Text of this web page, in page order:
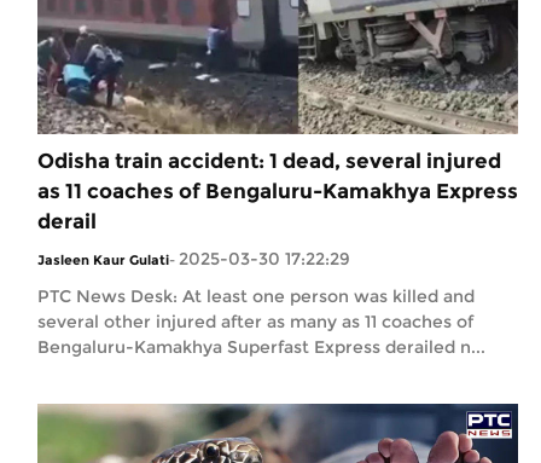
Odisha train accident: 1 dead, several injured
as 11 coaches of Bengaluru-Kamakhya Express
derail
Jasleen Kaur Gulati- 2025-03-30 17:22:29
PTC News Desk: At least one person was killed and
several other injured after as many as 11 coaches of
Bengaluru-Kamakhya Superfast Express derailed n...